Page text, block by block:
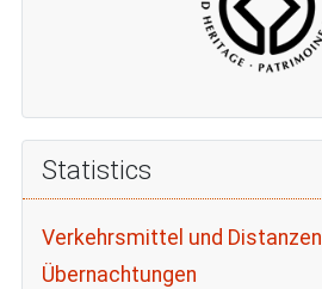
Statistics
Verkehrsmittel und Distanzen
Übernachtungen